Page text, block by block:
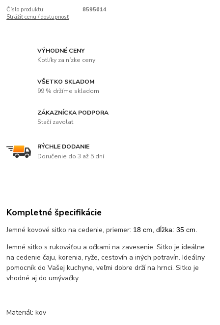
Číslo produktu:
8595614
Strážiť cenu / dostupnosť
VÝHODNÉ CENY
Kotlíky za nízke ceny
VŠETKO SKLADOM
99 % držíme skladom
ZÁKAZNÍCKA PODPORA
Stačí zavolať
RÝCHLE DODANIE
Doručenie do 3 až 5 dní
Kompletné špecifikácie
Jemné kovové sitko na cedenie, priemer: 18 cm, dĺžka: 35 cm.
Jemné sitko s rukoväťou a očkami na zavesenie. Sitko je ideálne
na cedenie čaju, korenia, ryže, cestovín a iných potravín. Ideálny
pomocník do Vašej kuchyne, veľmi dobre drží na hrnci. Sitko je
vhodné aj do umývačky.
Materiál: kov